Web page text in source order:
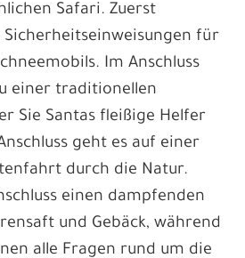
Safari. Zuerst
Sicherheitseinweisungen für
Im Anschluss
einer traditionellen
Sie Santas fleißige Helfer
geht es auf einer
durch die Natur.
einen dampfenden
und Gebäck, während
alle Fragen rund um die